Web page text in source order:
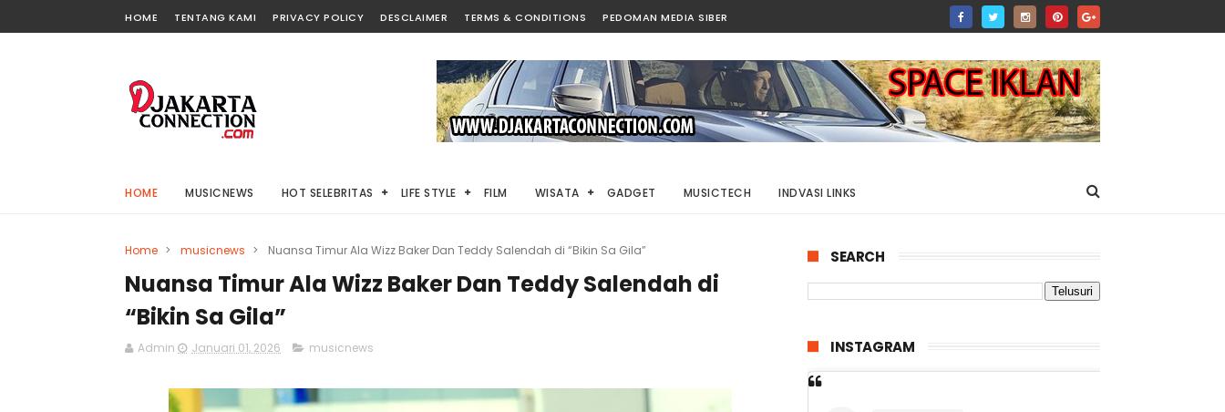
HOME TENTANG KAMI PRIVACY POLICY DESCLAIMER TERMS & CONDITIONS PEDOMAN MEDIA SIBER
HOME MUSICNEWS HOT SELEBRITAS LIFE STYLE FILM WISATA GADGET MUSICTECH INDVASI LINKS
Home > musicnews > Nuansa Timur Ala Wizz Baker Dan Teddy Salendah di “Bikin Sa Gila”
Nuansa Timur Ala Wizz Baker Dan Teddy Salendah di
“Bikin Sa Gila”
Admin Januari 01, 2026 musicnews
SEARCH
INSTAGRAM